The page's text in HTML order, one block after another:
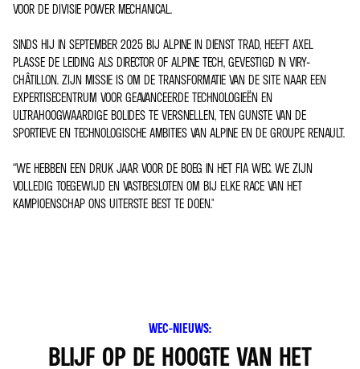
VOOR DE DIVISIE POWER MECHANICAL.
SINDS HIJ IN SEPTEMBER 2025 BIJ ALPINE IN DIENST TRAD, HEEFT AXEL
PLASSE DE LEIDING ALS DIRECTOR OF ALPINE TECH, GEVESTIGD IN VIRY-
CHÂTILLON. ZIJN MISSIE IS OM DE TRANSFORMATIE VAN DE SITE NAAR EEN
EXPERTISECENTRUM VOOR GEAVANCEERDE TECHNOLOGIEËN EN
ULTRAHOOGWAARDIGE BOLIDES TE VERSNELLEN, TEN GUNSTE VAN DE
SPORTIEVE EN TECHNOLOGISCHE AMBITIES VAN ALPINE EN DE GROUPE RENAULT.
“WE HEBBEN EEN DRUK JAAR VOOR DE BOEG IN HET FIA WEC. WE ZIJN
VOLLEDIG TOEGEWIJD EN VASTBESLOTEN OM BIJ ELKE RACE VAN HET
KAMPIOENSCHAP ONS UITERSTE BEST TE DOEN."
WEC-NIEUWS:
BLIJF OP DE HOOGTE VAN HET